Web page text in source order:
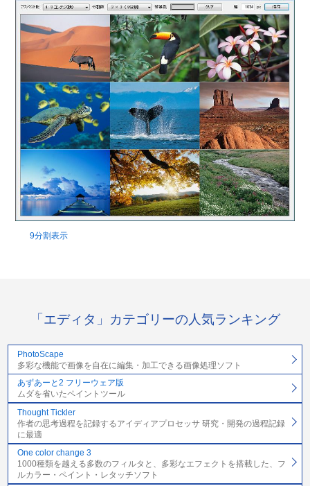
9分割表示
「エディタ」カテゴリーの人気ランキング
PhotoScape
多彩な機能で画像を自在に編集・加工できる画像処理ソフト
あずあーと2 フリーウェア版
ムダを省いたペイントツール
Thought Tickler
作者の思考過程を記録するアイディアプロセッサ 研究・開発の過程記録
に最適
One color change 3
1000種類を越える多数のフィルタと、多彩なエフェクトを搭載した、フ
ルカラー・ペイント・レタッチソフト